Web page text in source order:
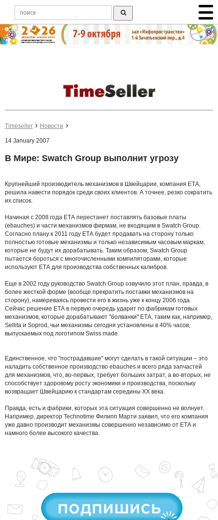
Timeseller Новости
14 January 2007
В Мире: Swatch Group выполнит угрозу
Крупнейший производитель механизмов в Швейцарии, компания ЕТА,
решила навести порядок среди своих клиентов. А точнее, резко сократить
их список.
Начиная с 2008 года ЕТА перестанет поставлять базовые платы
(ebauches) и части механизмов фирмам, не входящим в Swatch Group.
Согласно плану к 2011 году ЕТА будет продавать на сторону только
полностью готовые механизмы и только независимым часовым маркам,
которые не будут их дорабатывать. Таким образом, Swatch Group
пытается бороться с многочисленными компиляторами, которые
используют ЕТА для производства собственных калибров.
Еще в 2002 году руководство Swatch Group озвучило этот план, правда, в
более жесткой форме (вообще прекратить поставки механизмов на
сторону), намереваясь провести его в жизнь уже к концу 2006 года.
Сейчас решение ЕТА в первую очередь ударит по фабрикам готовых
механизмов, которые дорабатывают "болванки" ЕТА, таким как, например,
Sellita и Soprod, чьи механизмы сегодня установлены в 40% часов,
выпускаемых под логотипом Swiss made.
Единственное, что "пострадавшие" могут сделать в такой ситуации – это
наладить собственное производство ebauches и всего ряда запчастей
для механизмов, что, во-первых, требует больших затрат, а во-вторых, не
способствует здоровому росту экономики и производства, поскольку
возвращает Швейцарию к стандартам середины ХХ века.
Правда, есть и фабрики, которых эта ситуация совершенно не волнует.
Например, директор Technotime Филипп Марти заявил, что его компания
уже давно производит механизмы совершенно независимо от ЕТА и
намного более высокого качества.